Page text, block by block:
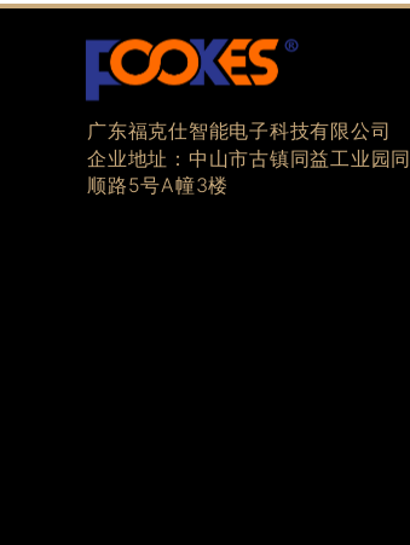
广东福克仕智能电子科技有限公司
企业地址：中山市古镇同益工业园同
顺路5号A幢3楼